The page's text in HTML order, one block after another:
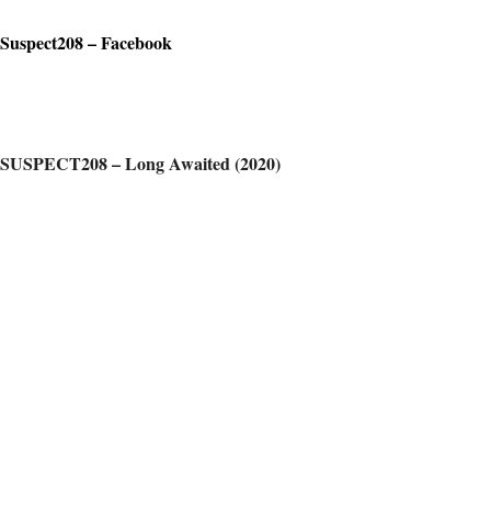
Suspect208 – Facebook
SUSPECT208 – Long Awaited (2020)